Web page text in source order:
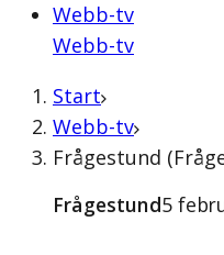
Webb-tv
Webb-tv
Start
Webb-tv
Frågestund
Frågestund5